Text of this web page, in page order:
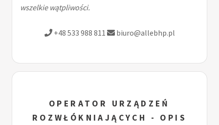
wszelkie wątpliwości.
+48 533 988 811 biuro@allebhp.pl
OPERATOR URZĄDZEŃ
ROZWŁÓKNIAJĄCYCH - OPIS